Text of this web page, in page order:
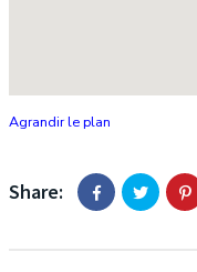
Agrandir le plan
Share: